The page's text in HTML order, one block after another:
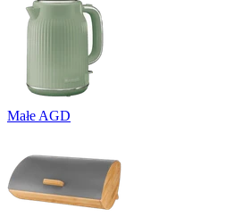
Małe AGD